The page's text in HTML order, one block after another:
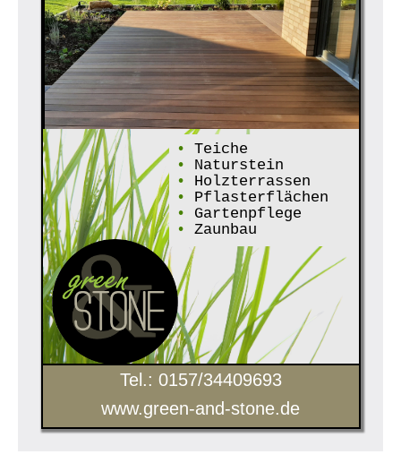
•
Teiche
•
Naturstein
•
Holzterrassen
•
Pflasterflächen
•
Gartenpflege
•
Zaunbau
Tel.: 0157/34409693
www.green-and-stone.de